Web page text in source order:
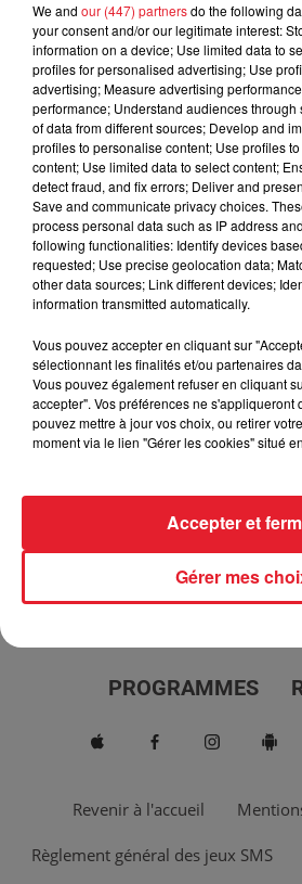
0:00
29 octobre 2022 - 25 min 20 sec
Hard Level du 29/10/2022
les plus joues dans les club de la
samedi à 20h sur Urban hit
PROGRAMMES
Revenir à l'accueil
Règlement général des jeux SMS
We and our (447) partnersdo the following
your consent and/or our legitimate interest:
information on a device; Use limited data to
profiles for personalised advertising; Use
advertising; Measure advertising
performance; Understand audiences through
of data from different sources; Develop and
profiles to personalise content; Use profiles
content; Use limited data to select content;
detect fraud, and fix errors; Deliver and
Save and communicate privacy choices.
process personal data such as IP address
following functionalities: Identify devices
requested; Use precise geolocation data;
other data sources; Link different devices;
information transmitted automatically.
Vous pouvez accepter en cliquant sur
sélectionnant les finalités et/ou partenaires
Vous pouvez également refuser en cliquant
accepter". Vos préférences ne s'appliqueront
pouvez mettre à jour vos choix, ou retirer
moment via le lien "Gérer les cookies" situé
Gérer mes
Accepter et